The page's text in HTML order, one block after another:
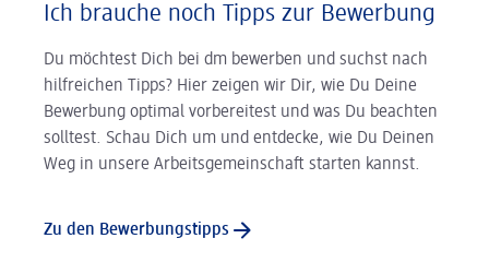
Ich brauche noch Tipps zur Bewerbung
Du möchtest Dich bei dm bewerben und suchst nach
hilfreichen Tipps? Hier zeigen wir Dir, wie Du Deine
Bewerbung optimal vorbereitest und was Du beachten
solltest. Schau Dich um und entdecke, wie Du Deinen
Weg in unsere Arbeitsgemeinschaft starten kannst.
Zu den Bewerbungstipps